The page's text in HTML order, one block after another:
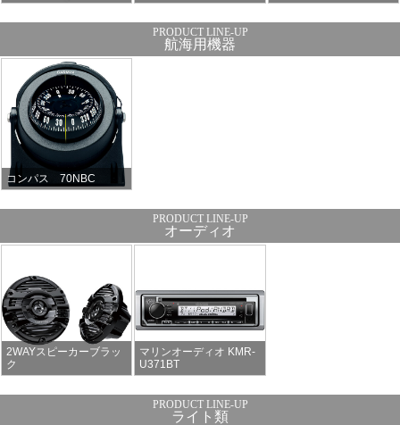
航海用機器
コンパス 70NBC
オーディオ
2WAYスピーカーブラッ
ク
マリンオーディオ KMR-
U371BT
ライト類